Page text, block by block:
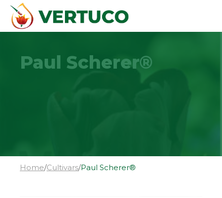
Paul Scherer®
Home/Cultivars/Paul Scherer®